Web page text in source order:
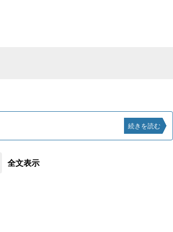
続きを読む
全文表示